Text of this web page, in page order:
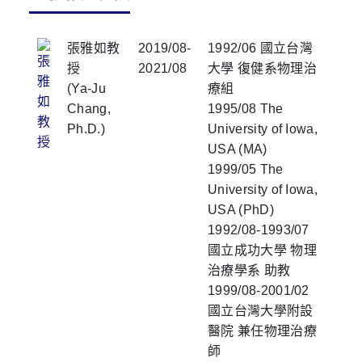
張雅如教
授
(Ya-Ju
Chang,
Ph.D.)
2019/08-
2021/08
1992/06 國立台灣
大學 復健系物理治
療組
1995/08 The
University of Iowa,
USA (MA)
1999/05 The
University of Iowa,
USA (PhD)
1992/08-1993/07
國立成功大學 物理
治療學系 助教
1999/08-2001/02
國立台灣大學附設
醫院 兼任物理治療
師